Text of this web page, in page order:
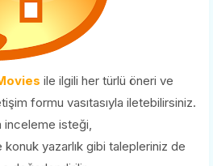
ile ilgili her türlü öneri ve
formu vasıtasıyla iletebilirsiniz.
inceleme isteği,
konuk yazarlık gibi talepleriniz de